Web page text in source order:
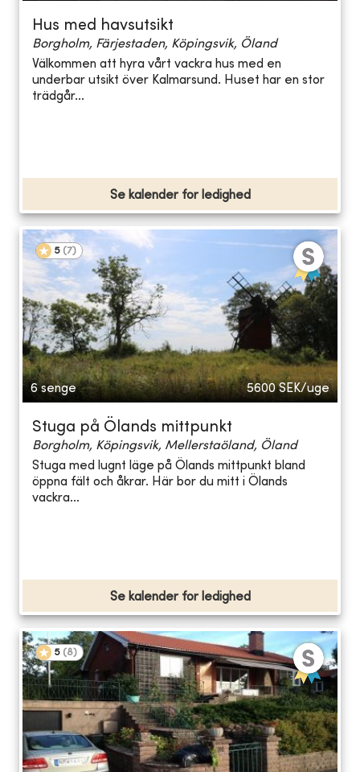
Hus med havsutsikt
Borgholm, Färjestaden, Köpingsvik, Öland
Välkommen att hyra vårt vackra hus med en
underbar utsikt över Kalmarsund. Huset har en stor
trädgår...
Se kalender for ledighed
5 (7)
6 senge 5600 SEK/uge
Stuga på Ölands mittpunkt
Borgholm, Köpingsvik, Mellerstaöland, Öland
Stuga med lugnt läge på Ölands mittpunkt bland
öppna fält och åkrar. Här bor du mitt i Ölands
vackra...
Se kalender for ledighed
5 (8)